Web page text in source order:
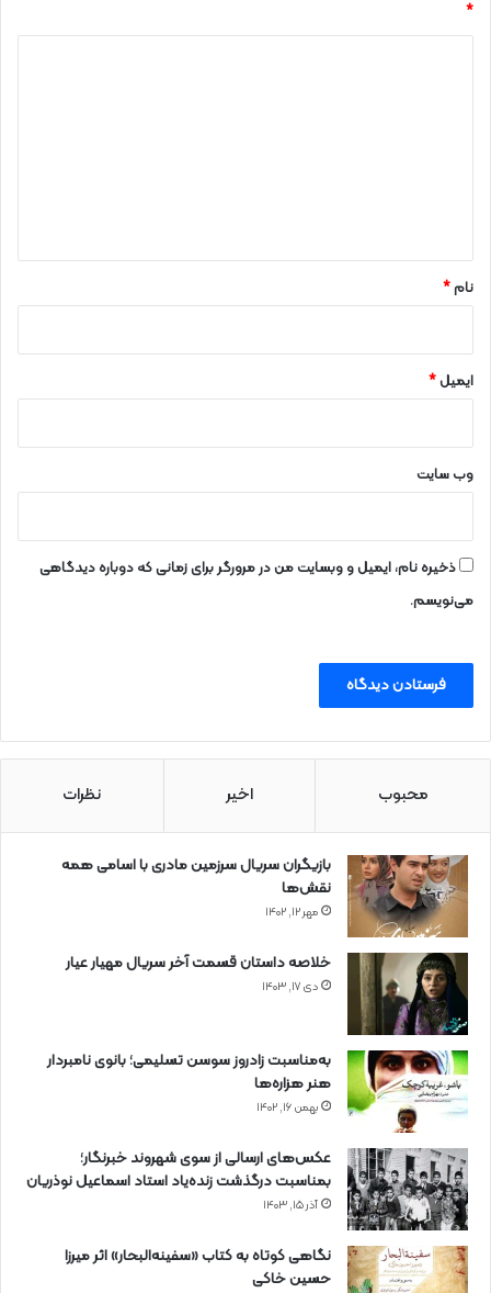
*
نام*
ایمیل*
وب‌ سایت
ذخیره نام، ایمیل و وبسایت من در مرورگر برای زمانی که دوباره دیدگاهی
می‌نویسم.
محبوب اخیر نظرات
بازیگران سریال سرزمین مادری با اسامی همه
نقش‌ها
مهر ۱۲, ۱۴۰۲
خلاصه داستان قسمت آخر سریال مهیار عیار
دی ۱۷, ۱۴۰۳
به‌مناسبت زادروز سوسن تسلیمی؛ بانوی نامبردار
هنر هزاره‌ها
بهمن ۱۶, ۱۴۰۲
عکس‌های ارسالی از سوی شهروند خبرنگار؛
بمناسبت درگذشت زنده‌یاد استاد اسماعیل نوذریان
آذر ۱۵, ۱۴۰۳
نگاهی کوتاه به کتاب «سفینه‌البحار» اثر میرزا
حسین خاکی